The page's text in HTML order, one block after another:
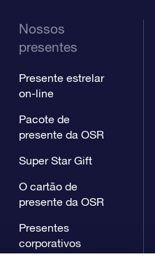
Nossos
presentes
Presente estrelar
on-line
Pacote de
presente da OSR
Super Star Gift
O cartão de
presente da OSR
Presentes
corporativos